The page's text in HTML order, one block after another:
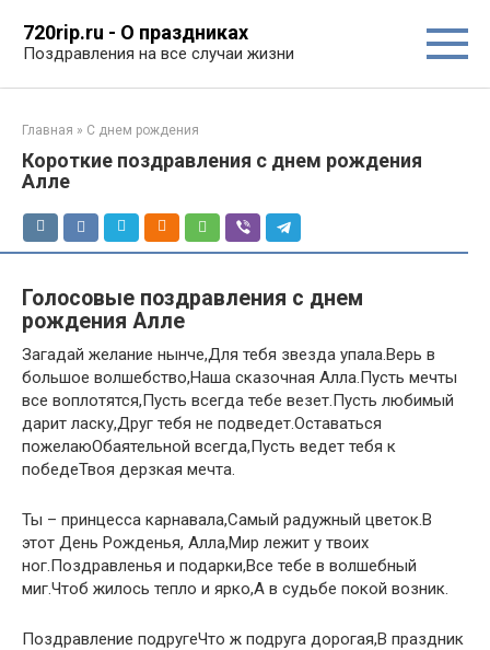
контенту
720rip.ru - О праздниках
Поздравления на все случаи жизни
Главная » С днем рождения
Короткие поздравления с днем рождения
Алле
Голосовые поздравления с днем
рождения Алле
Загадай желание нынче,Для тебя звезда упала.Верь в
большое волшебство,Наша сказочная Алла.Пусть мечты
все воплотятся,Пусть всегда тебе везет.Пусть любимый
дарит ласку,Друг тебя не подведет.Оставаться
пожелаюОбаятельной всегда,Пусть ведет тебя к
победеТвоя дерзкая мечта.
Ты – принцесса карнавала,Самый радужный цветок.В
этот День Рожденья, Алла,Мир лежит у твоих
ног.Поздравленья и подарки,Все тебе в волшебный
миг.Чтоб жилось тепло и ярко,А в судьбе покой возник.
Поздравление подругеЧто ж подруга дорогая,В праздник